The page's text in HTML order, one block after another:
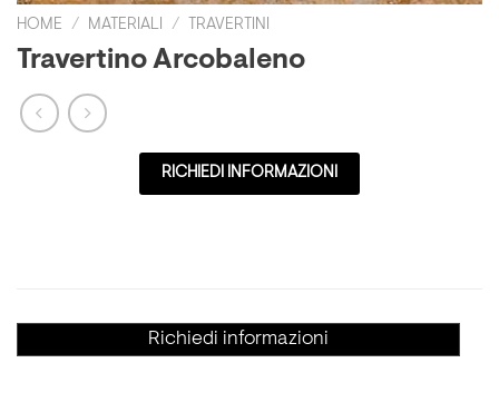
HOME / MATERIALI / TRAVERTINI
Travertino Arcobaleno
RICHIEDI INFORMAZIONI
Richiedi informazioni